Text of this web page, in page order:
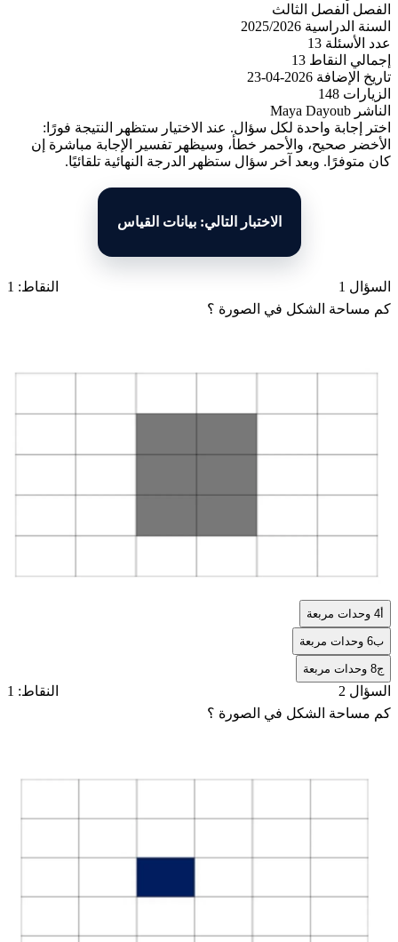
الفصل
الفصل الثالث
السنة الدراسية 2025/2026
عدد الأسئلة 13
إجمالي النقاط 13
تاريخ الإضافة 2026-04-23
الزيارات 148
الناشر Maya Dayoub
اختر إجابة واحدة لكل سؤال. عند الاختيار ستظهر النتيجة فورًا:
الأخضر صحيح، والأحمر خطأ، وسيظهر تفسير الإجابة مباشرة إن
كان متوفرًا. وبعد آخر سؤال ستظهر الدرجة النهائية تلقائيًا.
الاختبار التالي: بيانات القياس
السؤال 1
النقاط: 1
كم مساحة الشكل في الصورة ؟
4 وحدات مربعة
ب6 وحدات مربعة
ج8 وحدات مربعة
السؤال 2
النقاط: 1
كم مساحة الشكل في الصورة ؟